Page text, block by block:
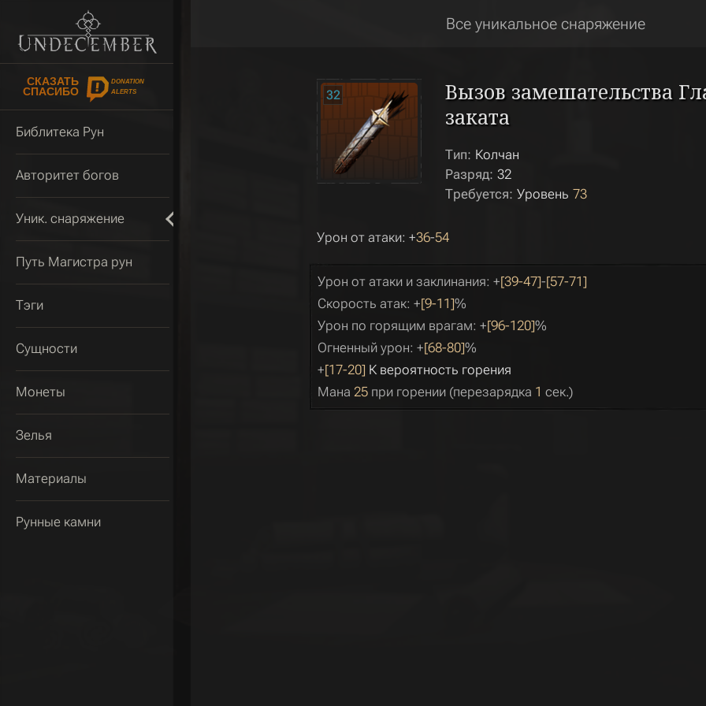
Библитека Рун
Авторитет богов
Уник. снаряжение
Путь Магистра рун
Тэги
Сущности
Монеты
Зелья
Материалы
Рунные камни
СКАЗАТЬ
СПАСИБО
DONATION
ALERTS
Все уникальное снаряжение
32
Вызов замешательства
заката
Тип: Колчан
Разряд: 32
Требуется: Уровень 73
Урон от атаки: +36-54
Урон от атаки и заклинания: +[39-47]-[57-71]
Скорость атак: +[9-11]%
Урон по горящим врагам: +[96-120]%
Огненный урон: +[68-80]%
+[17-20] К вероятность горения
Мана 25 при горении (перезарядка 1 сек.)